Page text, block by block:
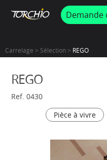
PROMOS & ACTUS
Carrelage > Sélection > REGO
REGO
Ref. 0430
Pièce à vivre